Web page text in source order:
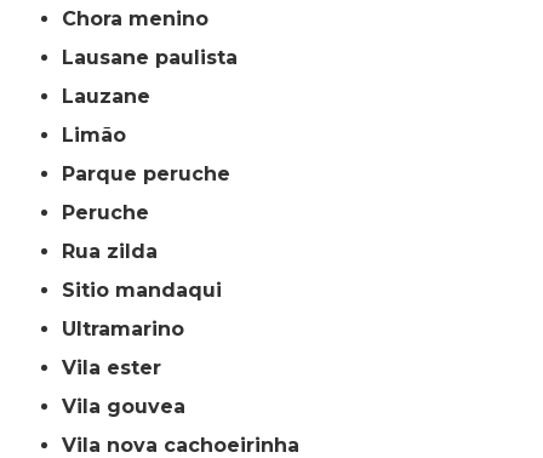
chora menino
lausane paulista
lauzane
limão
parque peruche
peruche
rua zilda
sitio mandaqui
ultramarino
vila ester
vila gouvea
vila nova cachoeirinha